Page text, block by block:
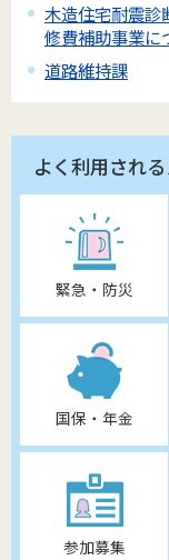
木造住宅耐震診
修費補助事業に
道路維持課
よく利用され
緊急・防災
国保・年金
参加募集